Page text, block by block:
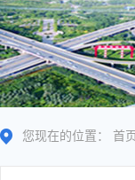
您现在的位置： 首页